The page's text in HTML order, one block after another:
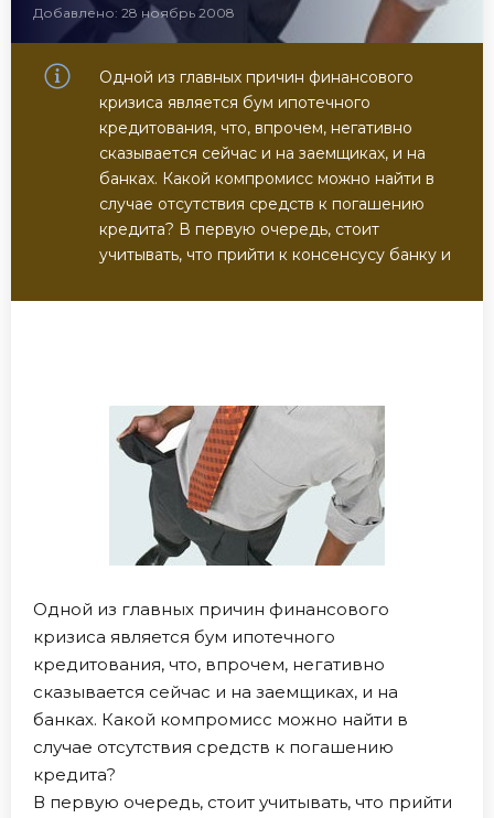
Добавлено: 28 ноябрь 2008
Одной из главных причин финансового
кризиса является бум ипотечного
кредитования, что, впрочем, негативно
сказывается сейчас и на заемщиках, и на
банках. Какой компромисс можно найти в
случае отсутствия средств к погашению
кредита? В первую очередь, стоит
учитывать, что прийти к консенсусу банку и
Одной из главных причин финансового
кризиса является бум ипотечного
кредитования, что, впрочем, негативно
сказывается сейчас и на заемщиках, и на
банках. Какой компромисс можно найти в
случае отсутствия средств к погашению
кредита?
В первую очередь, стоит учитывать, что прийти